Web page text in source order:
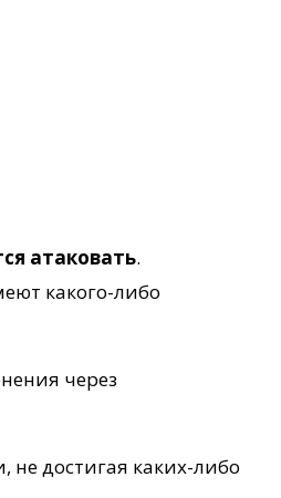
атаковать.
какого-либо
через
не достигая каких-либо